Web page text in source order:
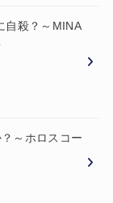
自殺？～MINA
～ホロスコー